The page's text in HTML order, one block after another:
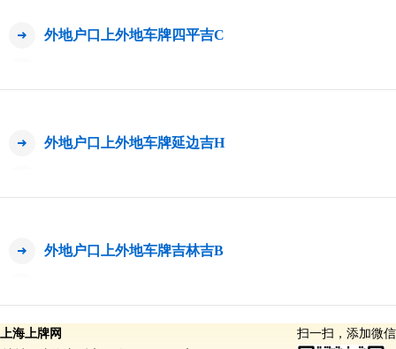
外地户口上外地车牌四平吉C
外地户口上外地车牌延边吉H
外地户口上外地车牌吉林吉B
扫一扫，添加微信
上海上牌网